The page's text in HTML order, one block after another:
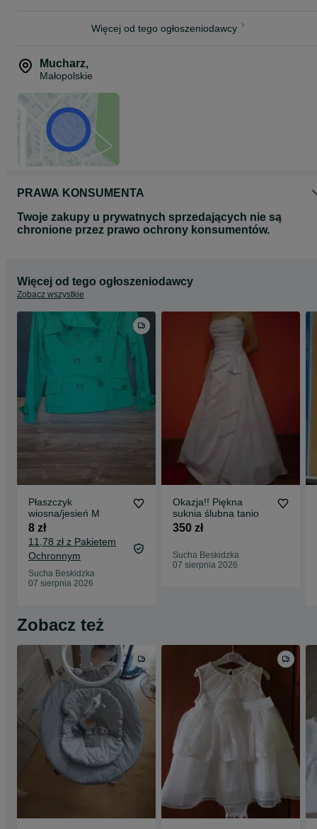
Więcej od tego ogłoszeniodawcy
Mucharz,
Małopolskie
PRAWA KONSUMENTA
Twoje zakupy u prywatnych sprzedających nie są
chronione przez prawo ochrony konsumentów.
Więcej od tego ogłoszeniodawcy
Zobacz wszystkie
Płaszczyk
wiosna/jesień M
8 zł
11,78 zł z Pakietem
Ochronnym
Sucha Beskidzka
07 sierpnia 2026
Okazja!! Piękna
suknia ślubna tanio
350 zł
Sucha Beskidzka
07 sierpnia 2026
Zobacz też